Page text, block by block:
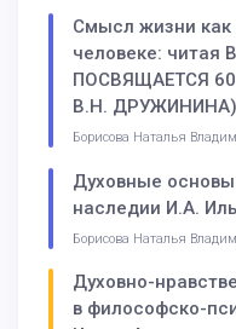
Смысл жизни как
человеке: читая
ПОСВЯЩАЕТСЯ
В.Н. ДРУЖИНИНА)
Борисова Наталья
Духовные
наследии И.А.
Борисова Наталья
Духовно-
в философско-